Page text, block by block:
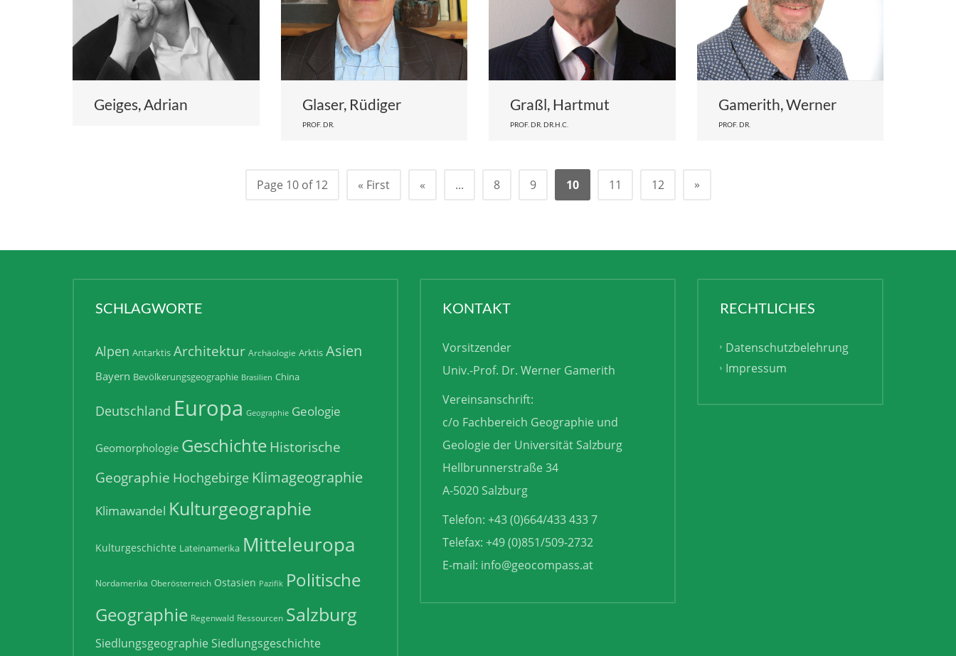
Geiges, Adrian Glaser, Rüdiger
PROF. DR.
Graßl, Hartmut
PROF. DR. DR.H.C.
Gamerith, Werner
PROF. DR.
Page 10 of 12 « First « ... 8 9 10 11 12 »
SCHLAGWORTE
Alpen Antarktis Architektur Archäologie Arktis Asien
Bayern Bevölkerungsgeographie Brasilien China
Deutschland Europa Geographie Geologie
Geomorphologie GeschichteHistorische
Geographie Hochgebirge Klimageographie
Klimawandel Kulturgeographie
Kulturgeschichte Lateinamerika Mitteleuropa
Nordamerika Oberösterreich Ostasien Pazifik Politische
Geographie Regenwald Ressourcen Salzburg
Siedlungsgeographie Siedlungsgeschichte
KONTAKT
Vorsitzender
Univ.-Prof. Dr. Werner Gamerith
Vereinsanschrift:
c/o Fachbereich Geographie und
Geologie der Universität Salzburg
Hellbrunnerstraße 34
A-5020 Salzburg
Telefon: +43 (0)664/433 433 7
Telefax: +49 (0)851/509-2732
E-mail: info@geocompass.at
RECHTLICHES
Datenschutzbelehrung
Impressum